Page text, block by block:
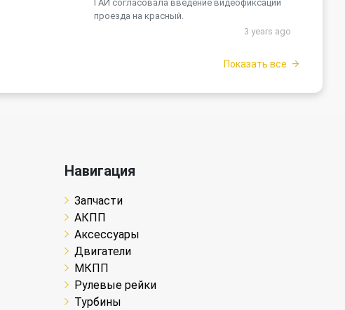
ГАИ согласовала введение видеофиксации
проезда на красный.
3 years ago
Показать все
Навигация
Запчасти
АКПП
Аксессуары
Двигатели
МКПП
Рулевые рейки
Турбины